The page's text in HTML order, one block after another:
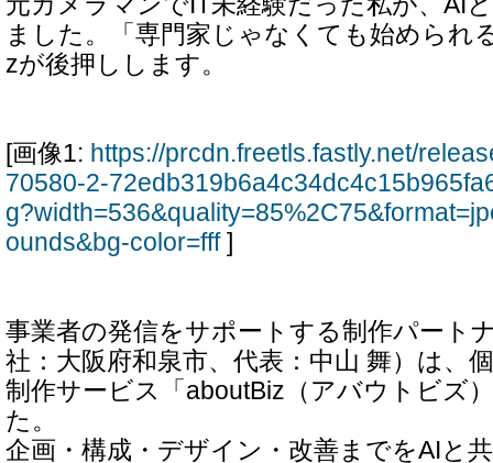
ました。「専門家じゃなくても始められ
zが後押しします。
[画像1: https://prcdn.freetls.fastly.net/
70580-2-
ounds&bg-color=fff]
事業者の発信をサポートする制作パート
社：大阪府和泉市、代表：中山 舞）は、
制作サービス「aboutBiz（アバウトビズ
た。
企画・構成・デザイン・改善までをAIと